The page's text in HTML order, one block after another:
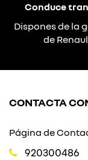
Conduce
Dispones de la
de
CONTACTA
Página de
920300486